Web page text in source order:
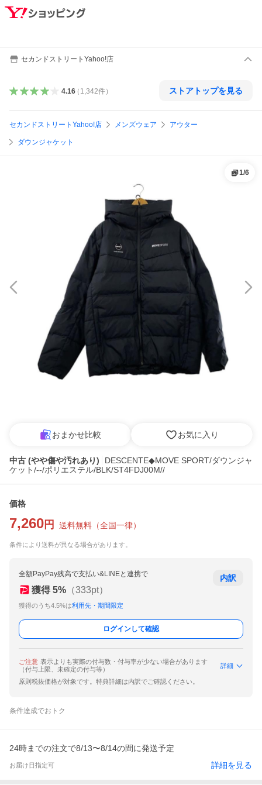
セカンドストリートYahoo!店
4.16（ 1,342件） ストアトップを見る
セカンドストリートYahoo!店 メンズウェア アウター
ダウンジャケット
1/6
おまかせ比較 お気に入り
中古 (やや傷や汚れあり)
DESCENTE◆MOVE SPORT/ダウンジャ
ケット/--/ポリエステル/BLK/ST4FDJ00M//
価格
7,260 円 送料無料 （全国一律）
条件により送料が異なる場合があります。
全額PayPay残高で支払い&LINEと連携で
獲得 5% （333pt）
獲得のうち4.5%は利用先・期間限定
内訳
ログインして確認
ご注意 表示よりも実際の付与数・付与率が少ない場合があります
（付与上限、未確定の付与等）
詳細
原則税抜価格が対象です。特典詳細は内訳でご確認ください。
条件達成でおトク
24時までの注文で8/13〜8/14の間に発送予定
お届け日指定可 詳細を見る